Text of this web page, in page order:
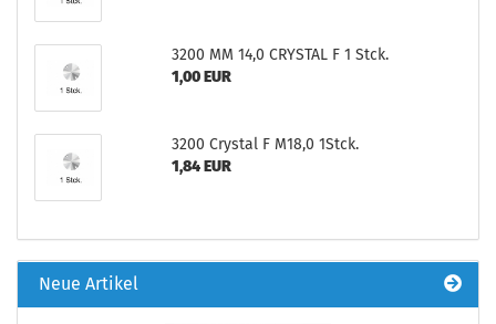
3200 MM 14,0 CRYSTAL F 1 Stck.
1,00 EUR
3200 Crystal F M18,0 1Stck.
1,84 EUR
Neue Artikel